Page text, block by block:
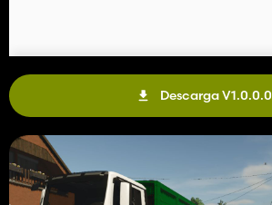
Descarga V1.0.0.0